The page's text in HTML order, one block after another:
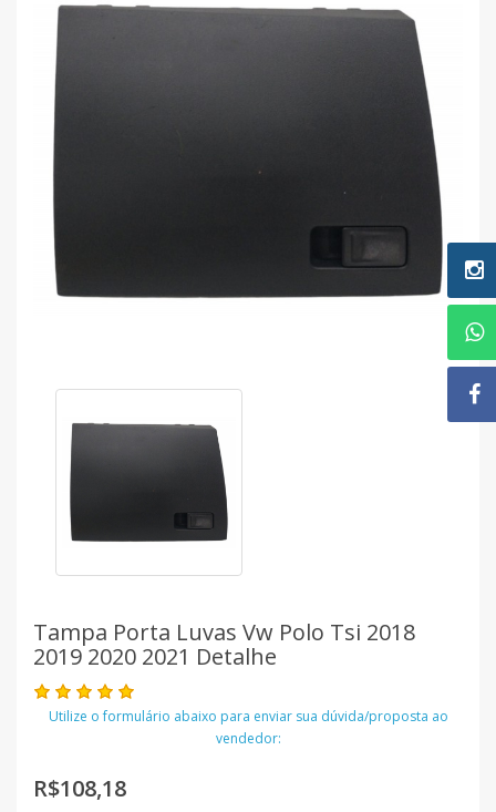
Tampa Porta Luvas Vw Polo Tsi 2018
2019 2020 2021 Detalhe
Utilize o formulário abaixo para enviar sua dúvida/proposta ao
vendedor:
R$108,18